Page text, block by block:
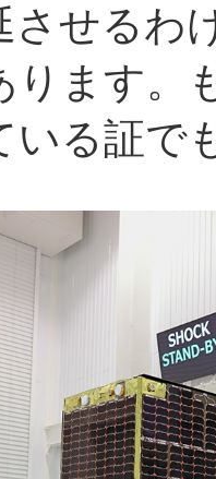
させるわ
ります。
いる証で